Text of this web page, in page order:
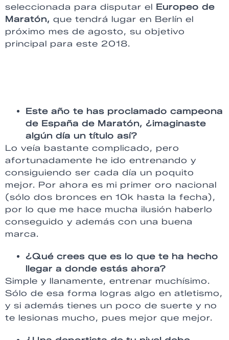
seleccionada para disputar el Europeo de
Maratón, que tendrá lugar en Berlín el
próximo mes de agosto, su objetivo
principal para este 2018.
Este año te has proclamado campeona
de España de Maratón, ¿imaginaste
algún día un título así?
Lo veía bastante complicado, pero
afortunadamente he ido entrenando y
consiguiendo ser cada día un poquito
mejor. Por ahora es mi primer oro nacional
(sólo dos bronces en 10k hasta la fecha),
por lo que me hace mucha ilusión haberlo
conseguido y además con una buena
marca.
¿Qué crees que es lo que te ha hecho
llegar a donde estás ahora?
Simple y llanamente, entrenar muchísimo.
Sólo de esa forma logras algo en atletismo,
y si además tienes un poco de suerte y no
te lesionas mucho, pues mejor que mejor.